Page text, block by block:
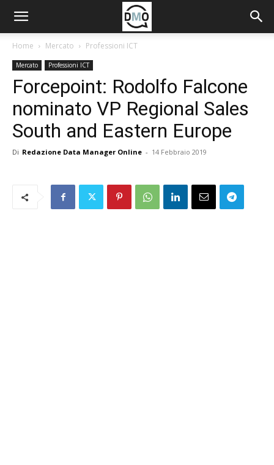
Home Mercato Professioni ICT
Mercato Professioni ICT
Forcepoint: Rodolfo Falcone
nominato VP Regional Sales
South and Eastern Europe
Di Redazione Data Manager Online - 14 Febbraio 2019